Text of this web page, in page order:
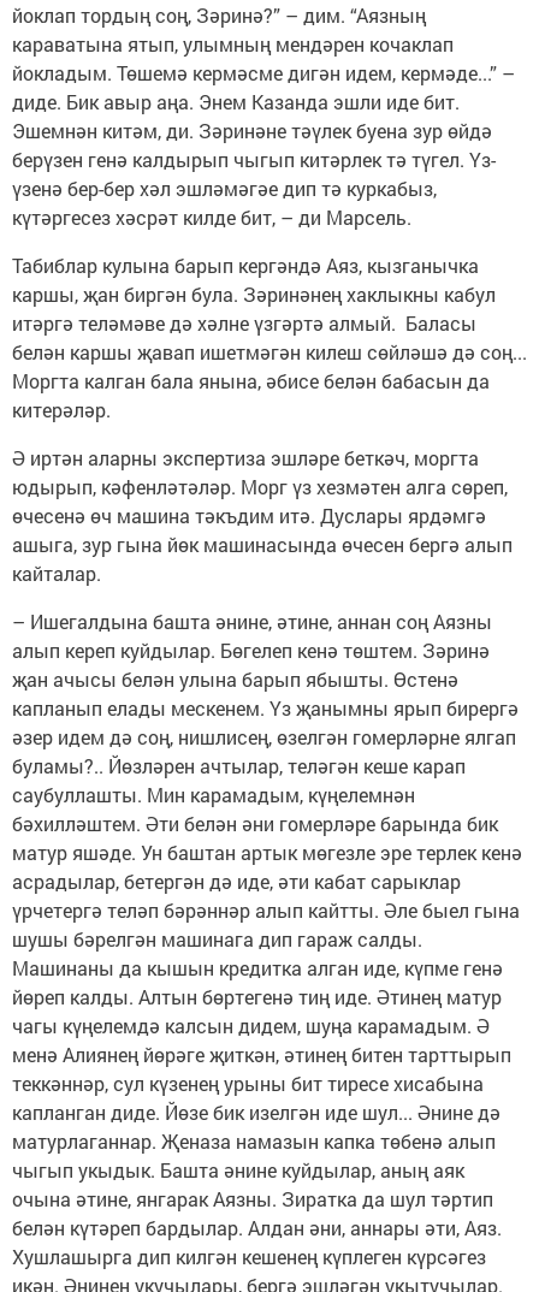
йоклап тордың соң, Зәринә?” – дим. “Аязның
караватына ятып, улымның мендәрен кочаклап
йокладым. Төшемә кермәсме дигән идем, кермәде...” –
диде. Бик авыр аңа. Энем Казанда эшли иде бит.
Эшемнән китәм, ди. Зәринәне тәүлек буена зур өйдә
берүзен генә калдырып чыгып китәрлек тә түгел. Үз-
үзенә бер-бер хәл эшләмәгәе дип тә куркабыз,
күтәргесез хәсрәт килде бит, – ди Марсель.
Табиблар кулына барып кергәндә Аяз, кызганычка
каршы, җан биргән була. Зәринәнең хаклыкны кабул
итәргә теләмәве дә хәлне үзгәртә алмый. Баласы
белән каршы җавап ишетмәгән килеш сөйләшә дә соң...
Моргта калган бала янына, әбисе белән бабасын да
китерәләр.
Ә иртән аларны экспертиза эшләре беткәч, моргта
юдырып, кәфенләтәләр. Морг үз хезмәтен алга сөреп,
өчесенә өч машина тәкъдим итә. Дуслары ярдәмгә
ашыга, зур гына йөк машинасында өчесен бергә алып
кайталар.
– Ишегалдына башта әнине, әтине, аннан соң Аязны
алып кереп куйдылар. Бөгелеп кенә төштем. Зәринә
җан ачысы белән улына барып ябышты. Өстенә
капланып елады мескенем. Үз җанымны ярып бирергә
әзер идем дә соң, нишлисең, өзелгән гомерләрне ялгап
буламы?.. Йөзләрен ачтылар, теләгән кеше карап
саубуллашты. Мин карамадым, күңелемнән
бәхилләштем. Әти белән әни гомерләре барында бик
матур яшәде. Ун баштан артык мөгезле эре терлек кенә
асрадылар, бетергән дә иде, әти кабат сарыклар
үрчетергә теләп бәрәннәр алып кайтты. Әле быел гына
шушы бәрелгән машинага дип гараж салды.
Машинаны да кышын кредитка алган иде, күпме генә
йөреп калды. Алтын бөртегенә тиң иде. Әтинең матур
чагы күңелемдә калсын дидем, шуңа карамадым. Ә
менә Алиянең йөрәге җиткән, әтинең битен тарттырып
теккәннәр, сул күзенең урыны бит тиресе хисабына
капланган диде. Йөзе бик изелгән иде шул... Әнине дә
матурлаганнар. Җеназа намазын капка төбенә алып
чыгып укыдык. Башта әнине куйдылар, аның аяк
очына әтине, янгарак Аязны. Зиратка да шул тәртип
белән күтәреп бардылар. Алдан әни, аннары әти, Аяз.
Хушлашырга дип килгән кешенең күплеген күрсәгез
икән. Әнинең укучылары, бергә эшләгән укытучылар.